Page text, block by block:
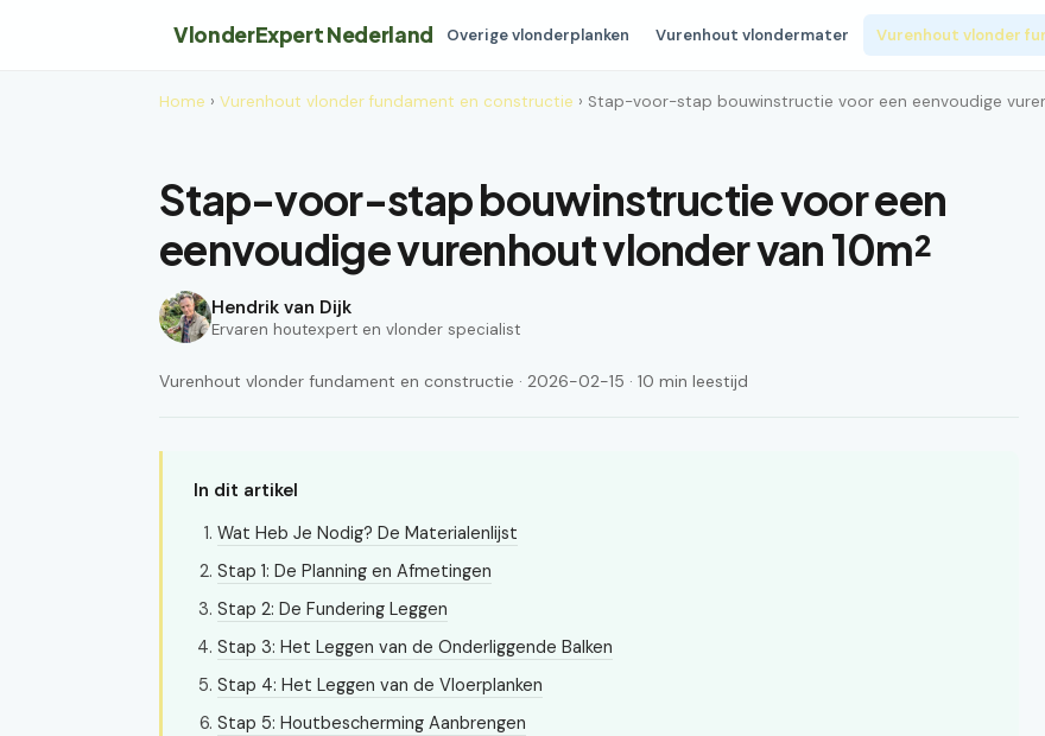
VlonderExpert Nederland Overige vlonderplanken Vurenhout vlondermater Vurenhout vlonder
Home › Vurenhout vlonder fundament en constructie › Stap-voor-stap bouwinstructie voor een eenvoudige
Stap-voor-stap bouwinstructie voor een
eenvoudige vurenhout vlonder van 10m²
Hendrik van Dijk
Ervaren houtexpert en vlonder specialist
Vurenhout vlonder fundament en constructie · 2026-02-15 · 10 min leestijd
In dit artikel
Wat Heb Je Nodig? De Materialenlijst
Stap 1: De Planning en Afmetingen
Stap 2: De Fundering Leggen
Stap 3: Het Leggen van de Onderliggende Balken
Stap 4: Het Leggen van de Vloerplanken
Stap 5: Houtbescherming Aanbrengen